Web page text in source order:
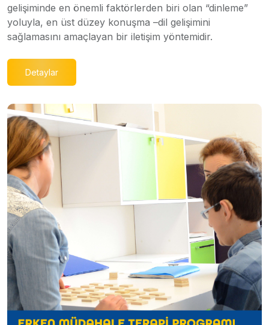
gelişiminde en önemli faktörlerden biri olan “dinleme”
yoluyla, en üst düzey konuşma –dil gelişimini
sağlamasını amaçlayan bir iletişim yöntemidir.
Detaylar